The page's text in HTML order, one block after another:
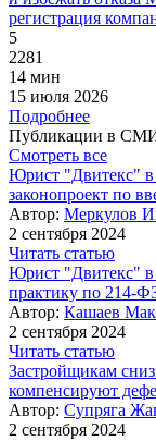
регистрация
5
2281
14 мин
15 июля 2026
Подробнее
Публикации в
Смотреть все
Юрист "Двитекс" в
законопроект по
Автор: Меркулов
2 сентября 2024
Читать статью
Юрист "Двитекс" в
практику по 214-
Автор: Кашаев
2 сентября 2024
Читать статью
Застройщикам
компенсируют
Автор: Супряга
2 сентября 2024